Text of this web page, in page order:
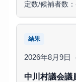
定数/候補者数
結果
2026年8月9日
中川村議会議